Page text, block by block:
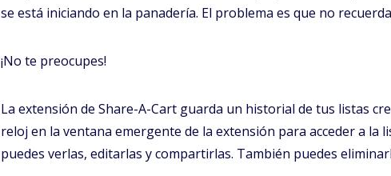
se está iniciando en la panadería. El problema es que no
¡No te preocupes!
La extensión de Share-A-Cart guarda un historial de tus listas
reloj en la ventana emergente de la extensión para acceder a la
puedes verlas, editarlas y compartirlas. También puedes